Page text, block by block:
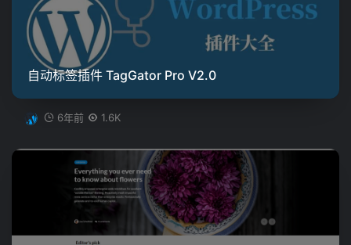
自动标签插件 TagGator Pro V2.0
6年前 1.6K